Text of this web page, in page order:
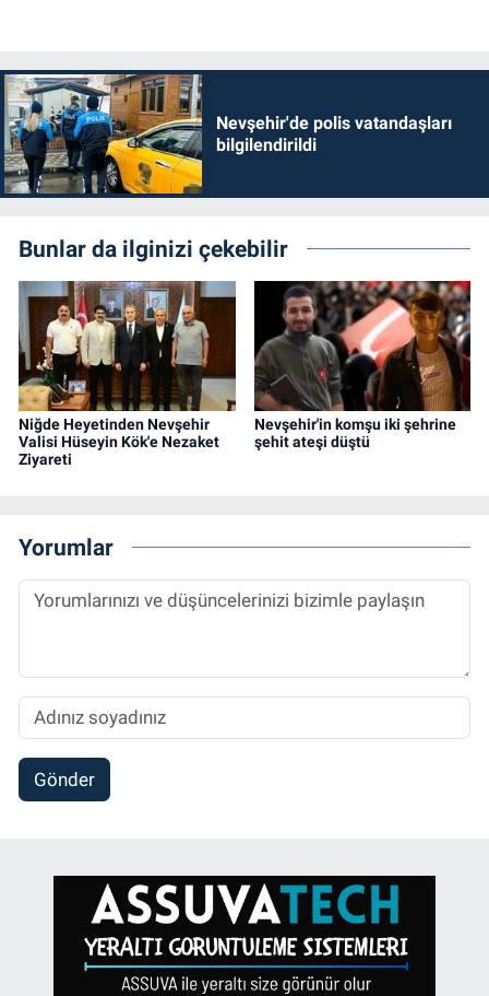
Nevşehir'de polis vatandaşları
bilgilendirildi
Bunlar da ilginizi çekebilir
Niğde Heyetinden Nevşehir
Valisi Hüseyin Kök'e Nezaket
Ziyareti
Nevşehir'in komşu iki şehrine
şehit ateşi düştü
Yorumlar
Gönder